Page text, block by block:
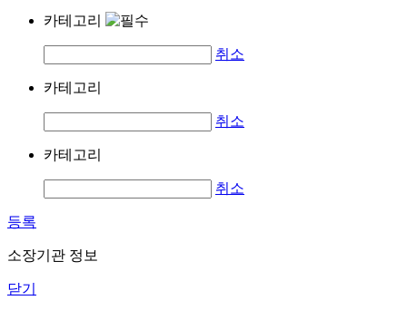
카테고리
취소
카테고리
취소
카테고리
취소
등록
소장기관 정보
닫기